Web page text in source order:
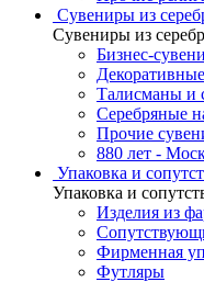
Сувениры из
Сувениры из
Бизнес-
Талисманы и
Серебряные
Прочие
880 лет -
Упаковка и
Упаковка и
Изделия из
Фирменная
Футляры